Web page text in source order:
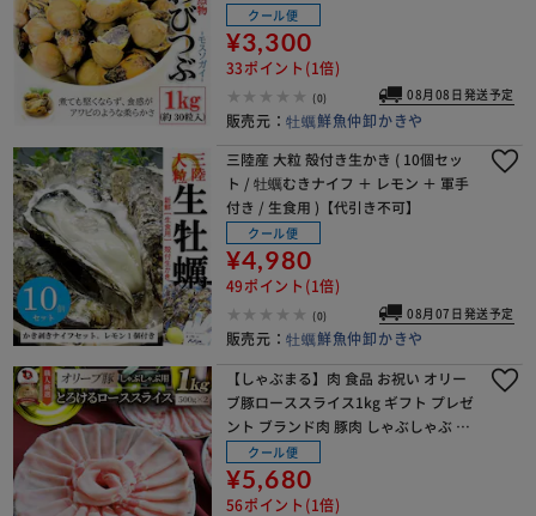
取り寄せ 青森おでん【代引き不可】
クール便
¥3,300
33ポイント(1倍)
(0) 08月08日発送予定
販売元：牡蠣鮮魚仲卸かきや
三陸産 大粒 殻付き生かき ( 10個セッ
ト / 牡蠣むきナイフ ＋ レモン ＋ 軍手
付き / 生食用 )【代引き不可】
クール便
¥4,980
49ポイント(1倍)
(0) 08月07日発送予定
販売元：牡蠣鮮魚仲卸かきや
【しゃぶまる】肉 食品 お祝い オリー
ブ豚ローススライス1kg ギフト プレゼ
ント ブランド肉 豚肉 しゃぶしゃぶ 炒
め物 ロース 冷凍 香川県 1000g( 食べ
物 )
クール便
¥5,680
56ポイント(1倍)